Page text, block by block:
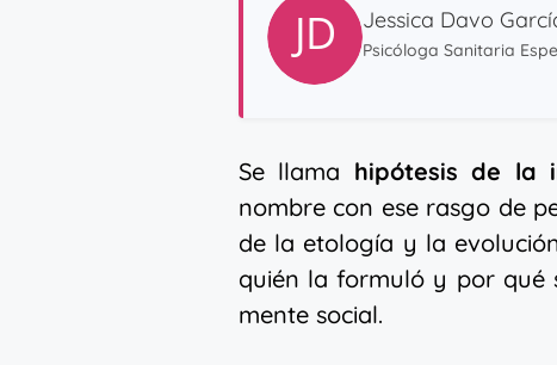
Jessica Davo
Psicóloga Sanitaria
Se llama hipótesis de la
nombre con ese rasgo de
de la etología y la
quién la formuló y por qué
mente social.